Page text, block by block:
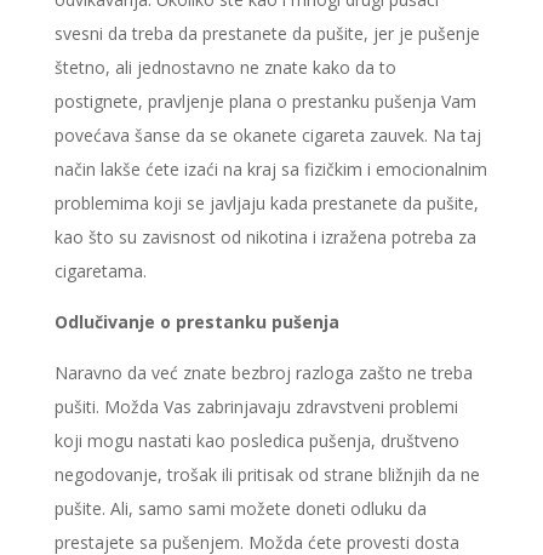
svesni da treba da prestanete da pušite, jer je pušenje
štetno, ali jednostavno ne znate kako da to
postignete, pravljenje plana o prestanku pušenja Vam
povećava šanse da se okanete cigareta zauvek. Na taj
način lakše ćete izaći na kraj sa fizičkim i emocionalnim
problemima koji se javljaju kada prestanete da pušite,
kao što su zavisnost od nikotina i izražena potreba za
cigaretama.
Odlučivanje o prestanku pušenja
Naravno da već znate bezbroj razloga zašto ne treba
pušiti. Možda Vas zabrinjavaju zdravstveni problemi
koji mogu nastati kao posledica pušenja, društveno
negodovanje, trošak ili pritisak od strane bližnjih da ne
pušite. Ali, samo sami možete doneti odluku da
prestajete sa pušenjem. Možda ćete provesti dosta